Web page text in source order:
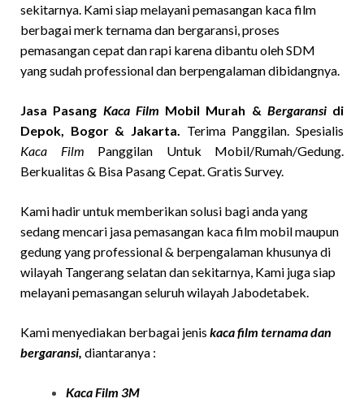
sekitarnya. Kami siap melayani pemasangan kaca film
berbagai merk ternama dan bergaransi, proses
pemasangan cepat dan rapi karena dibantu oleh SDM
yang sudah professional dan berpengalaman dibidangnya.
Jasa Pasang Kaca Film Mobil Murah & Bergaransidi
Depok, Bogor & Jakarta.
Terima Panggilan. Spesialis
Kaca Film Panggilan Untuk Mobil/Rumah/Gedung.
Berkualitas & Bisa Pasang Cepat. Gratis Survey.
Kami hadir untuk memberikan solusi bagi anda yang
sedang mencari jasa pemasangan kaca film mobil maupun
gedung yang professional & berpengalaman khusunya di
wilayah Tangerang selatan dan sekitarnya, Kami juga siap
melayani pemasangan seluruh wilayah Jabodetabek.
Kami menyediakan berbagai jenis kaca film ternama dan
bergaransi, diantaranya :
Kaca Film 3M